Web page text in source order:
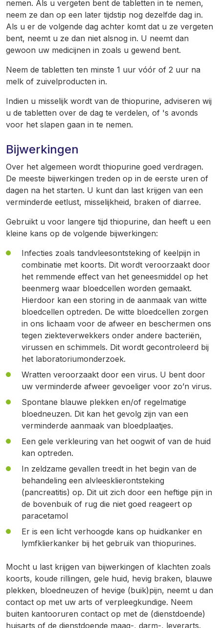
nemen. Als u vergeten bent de tabletten in te nemen,
neem ze dan op een later tijdstip nog dezelfde dag in.
Als u er de volgende dag achter komt dat u ze vergeten
bent, neemt u ze dan niet alsnog in. U neemt dan
gewoon uw medicijnen in zoals u gewend bent.
Neem de tabletten ten minste 1 uur vóór of 2 uur na
melk of zuivelproducten in.
Indien u misselijk wordt van de thiopurine, adviseren wij
u de tabletten over de dag te verdelen, of 's avonds
voor het slapen gaan in te nemen.
Bijwerkingen
Over het algemeen wordt thiopurine goed verdragen.
De meeste bijwerkingen treden op in de eerste uren of
dagen na het starten. U kunt dan last krijgen van een
verminderde eetlust, misselijkheid, braken of diarree.
Gebruikt u voor langere tijd thiopurine, dan heeft u een
kleine kans op de volgende bijwerkingen:
Infecties zoals tandvleesontsteking of keelpijn in
combinatie met koorts. Dit wordt veroorzaakt door
het remmende effect van het geneesmiddel op het
beenmerg waar bloedcellen worden gemaakt.
Hierdoor kan een storing in de aanmaak van witte
bloedcellen optreden. De witte bloedcellen zorgen
in ons lichaam voor de afweer en beschermen ons
tegen ziekteverwekkers onder andere bacteriën,
virussen en schimmels. Dit wordt gecontroleerd bij
het laboratoriumonderzoek.
Wratten veroorzaakt door een virus. U bent door
uw verminderde afweer gevoeliger voor zo’n virus.
Spontane blauwe plekken en/of regelmatige
bloedneuzen. Dit kan het gevolg zijn van een
verminderde aanmaak van bloedplaatjes.
Een gele verkleuring van het oogwit of van de huid
kan optreden.
In zeldzame gevallen treedt in het begin van de
behandeling een alvleesklierontsteking
(pancreatitis) op. Dit uit zich door een heftige pijn in
de bovenbuik of rug die niet goed reageert op
paracetamol
Er is een licht verhoogde kans op huidkanker en
lymfklierkanker bij het gebruik van thiopurines.
Mocht u last krijgen van bijwerkingen of klachten zoals
koorts, koude rillingen, gele huid, hevig braken, blauwe
plekken, bloedneuzen of hevige (buik)pijn, neemt u dan
contact op met uw arts of verpleegkundige. Neem
buiten kantooruren contact op met de (dienstdoende)
huisarts of de dienstdoende maag-, darm-, leverarts.